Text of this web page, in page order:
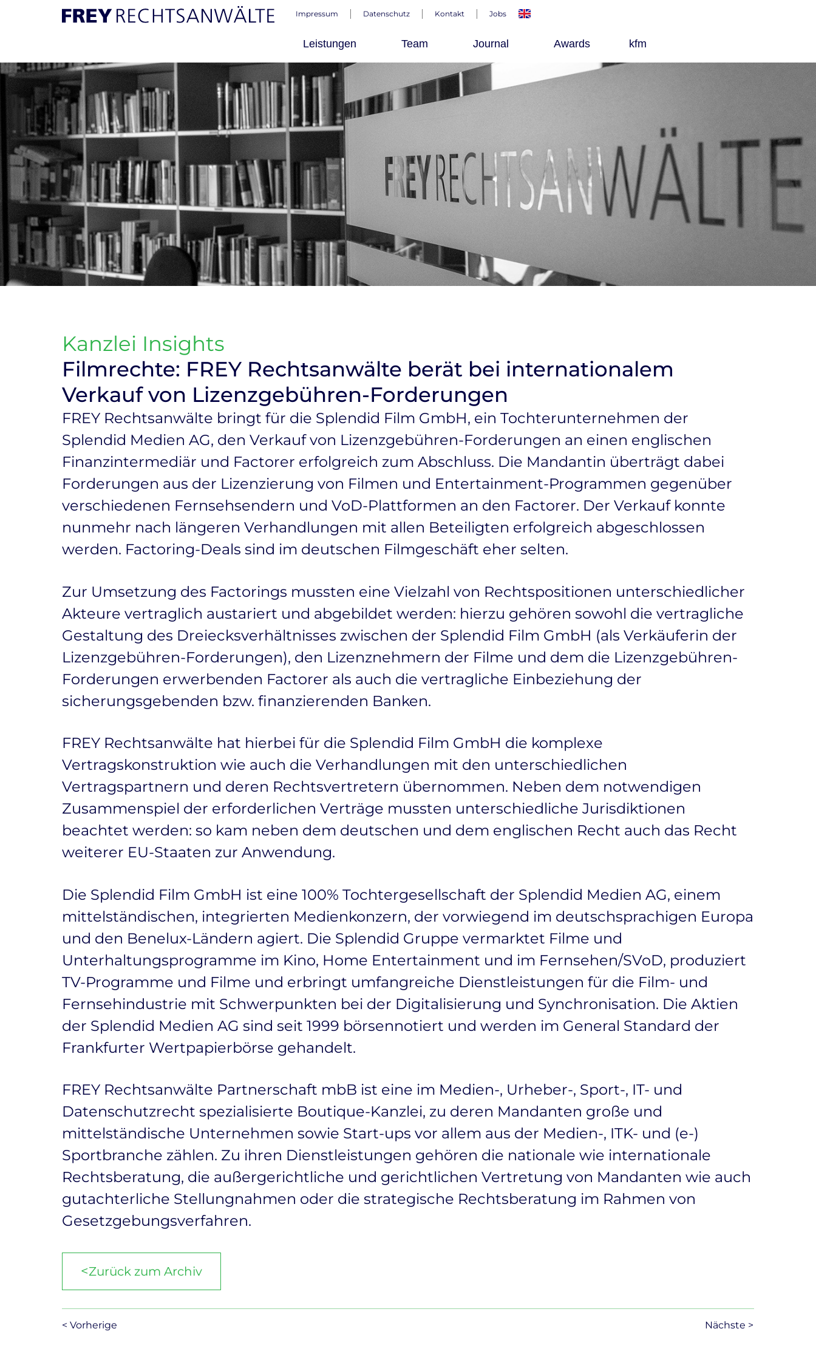
Impressum Datenschutz Kontakt Jobs
Leistungen Team Journal Awards kfm
Kanzlei Insights
Filmrechte: FREY Rechtsanwälte berät bei internationalem
Verkauf von Lizenzgebühren-Forderungen
FREY Rechtsanwälte bringt für die Splendid Film GmbH, ein Tochterunternehmen der
Splendid Medien AG, den Verkauf von Lizenzgebühren-Forderungen an einen englischen
Finanzintermediär und Factorer erfolgreich zum Abschluss. Die Mandantin überträgt dabei
Forderungen aus der Lizenzierung von Filmen und Entertainment-Programmen gegenüber
verschiedenen Fernsehsendern und VoD-Plattformen an den Factorer. Der Verkauf konnte
nunmehr nach längeren Verhandlungen mit allen Beteiligten erfolgreich abgeschlossen
werden. Factoring-Deals sind im deutschen Filmgeschäft eher selten.
Zur Umsetzung des Factorings mussten eine Vielzahl von Rechtspositionen unterschiedlicher
Akteure vertraglich austariert und abgebildet werden: hierzu gehören sowohl die vertragliche
Gestaltung des Dreiecksverhältnisses zwischen der Splendid Film GmbH (als Verkäuferin der
Lizenzgebühren-Forderungen), den Lizenznehmern der Filme und dem die Lizenzgebühren-
Forderungen erwerbenden Factorer als auch die vertragliche Einbeziehung der
sicherungsgebenden bzw. finanzierenden Banken.
FREY Rechtsanwälte hat hierbei für die Splendid Film GmbH die komplexe
Vertragskonstruktion wie auch die Verhandlungen mit den unterschiedlichen
Vertragspartnern und deren Rechtsvertretern übernommen. Neben dem notwendigen
Zusammenspiel der erforderlichen Verträge mussten unterschiedliche Jurisdiktionen
beachtet werden: so kam neben dem deutschen und dem englischen Recht auch das Recht
weiterer EU-Staaten zur Anwendung.
Die Splendid Film GmbH ist eine 100% Tochtergesellschaft der Splendid Medien AG, einem
mittelständischen, integrierten Medienkonzern, der vorwiegend im deutschsprachigen Europa
und den Benelux-Ländern agiert. Die Splendid Gruppe vermarktet Filme und
Unterhaltungsprogramme im Kino, Home Entertainment und im Fernsehen/SVoD, produziert
TV-Programme und Filme und erbringt umfangreiche Dienstleistungen für die Film- und
Fernsehindustrie mit Schwerpunkten bei der Digitalisierung und Synchronisation. Die Aktien
der Splendid Medien AG sind seit 1999 börsennotiert und werden im General Standard der
Frankfurter Wertpapierbörse gehandelt.
FREY Rechtsanwälte Partnerschaft mbB ist eine im Medien-, Urheber-, Sport-, IT- und
Datenschutzrecht spezialisierte Boutique-Kanzlei, zu deren Mandanten große und
mittelständische Unternehmen sowie Start-ups vor allem aus der Medien-, ITK- und (e-)
Sportbranche zählen. Zu ihren Dienstleistungen gehören die nationale wie internationale
Rechtsberatung, die außergerichtliche und gerichtlichen Vertretung von Mandanten wie auch
gutachterliche Stellungnahmen oder die strategische Rechtsberatung im Rahmen von
Gesetzgebungsverfahren.
<Zurück zum Archiv
< Vorherige Nächste >